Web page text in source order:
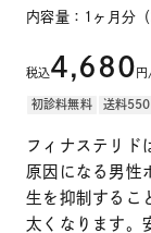
内容量：1ヶ月分（
税込4,680
初診料無料 送料550
フィナステリド
原因になる男性
生を抑制するこ
太くなります。